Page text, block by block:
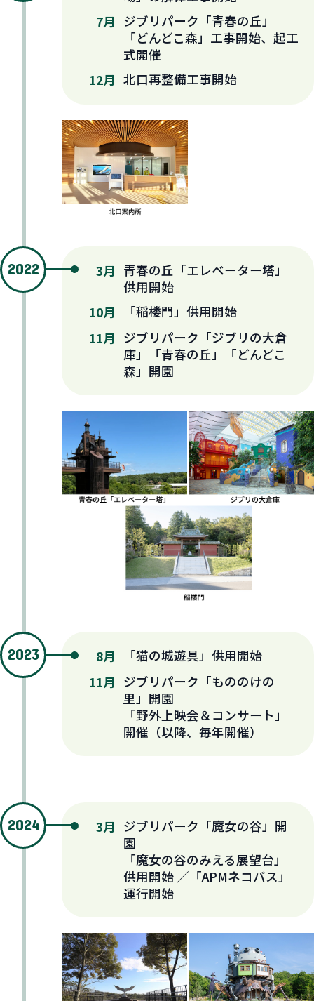
7月 ジブリパーク「青春の丘」
「どんどこ森」工事開始、起工
式開催
12月 北口再整備工事開始
2022 3月 青春の丘「エレベーター塔」
供用開始
10月
「稲楼門」供用開始
11月 ジブリパーク「ジブリの大倉
庫」「青春の丘」「どんどこ
森」開園
2023 8月
「猫の城遊具」供用開始
11月 ジブリパーク「もののけの
里」開園
「野外上映会＆コンサート」
開催（以降、毎年開催）
2024 3月 ジブリパーク「魔女の谷」開
園
「魔女の谷のみえる展望台」
供用開始 ／「APMネコバス」
運行開始